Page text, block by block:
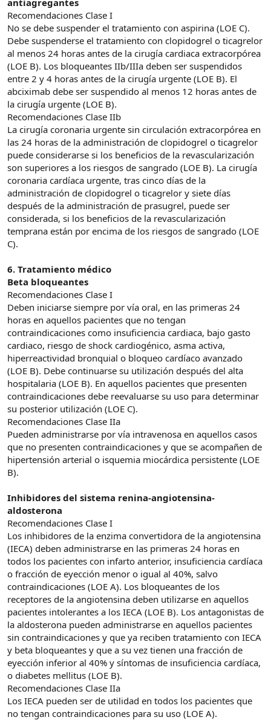
Recomendaciones Clase I
No se debe suspender el tratamiento con aspirina (LOE C).
Debe suspenderse el tratamiento con clopidogrel o ticagrelor
al menos 24 horas antes de la cirugía cardiaca extracorpórea
(LOE B). Los bloqueantes IIb/IIIa deben ser suspendidos
entre 2 y 4 horas antes de la cirugía urgente (LOE B). El
abciximab debe ser suspendido al menos 12 horas antes de
la cirugía urgente (LOE B).
Recomendaciones Clase IIb
La cirugía coronaria urgente sin circulación extracorpórea en
las 24 horas de la administración de clopidogrel o ticagrelor
puede considerarse si los beneficios de la revascularización
son superiores a los riesgos de sangrado (LOE B). La cirugía
coronaria cardíaca urgente, tras cinco días de la
administración de clopidogrel o ticagrelor y siete días
después de la administración de prasugrel, puede ser
considerada, si los beneficios de la revascularización
temprana están por encima de los riesgos de sangrado (LOE
C).
6. Tratamiento médico
Beta bloqueantes
Recomendaciones Clase I
Deben iniciarse siempre por vía oral, en las primeras 24
horas en aquellos pacientes que no tengan
contraindicaciones como insuficiencia cardiaca, bajo gasto
cardiaco, riesgo de shock cardiogénico, asma activa,
hiperreactividad bronquial o bloqueo cardíaco avanzado
(LOE B). Debe continuarse su utilización después del alta
hospitalaria (LOE B). En aquellos pacientes que presenten
contraindicaciones debe reevaluarse su uso para determinar
su posterior utilización (LOE C).
Recomendaciones Clase IIa
Pueden administrarse por vía intravenosa en aquellos casos
que no presenten contraindicaciones y que se acompañen de
hipertensión arterial o isquemia miocárdica persistente (LOE
B).
Inhibidores del sistema renina-angiotensina-
aldosterona
Recomendaciones Clase I
Los inhibidores de la enzima convertidora de la angiotensina
(IECA) deben administrarse en las primeras 24 horas en
todos los pacientes con infarto anterior, insuficiencia cardíaca
o fracción de eyección menor o igual al 40%, salvo
contraindicaciones (LOE A). Los bloqueantes de los
receptores de la angiotensina deben utilizarse en aquellos
pacientes intolerantes a los IECA (LOE B). Los antagonistas de
la aldosterona pueden administrarse en aquellos pacientes
sin contraindicaciones y que ya reciben tratamiento con IECA
y beta bloqueantes y que a su vez tienen una fracción de
eyección inferior al 40% y síntomas de insuficiencia cardíaca,
o diabetes mellitus (LOE B).
Recomendaciones Clase IIa
Los IECA pueden ser de utilidad en todos los pacientes que
no tengan contraindicaciones para su uso (LOE A).